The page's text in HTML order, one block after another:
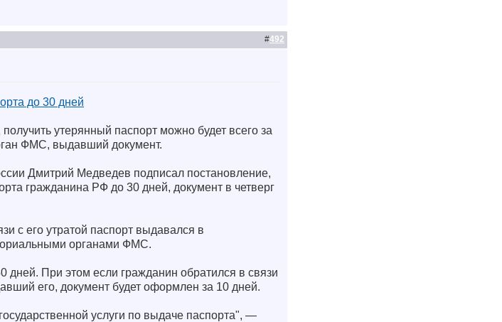
#492
до 30 дней
утерянный паспорт можно будет всего за
ФМС, выдавший документ.
Дмитрий Медведев подписал постановление,
гражданина РФ до 30 дней, документ в четверг
с его утратой паспорт выдавался в
органами ФМС.
При этом если гражданин обратился в связи
его, документ будет оформлен за 10 дней.
услуги по выдаче паспорта", —